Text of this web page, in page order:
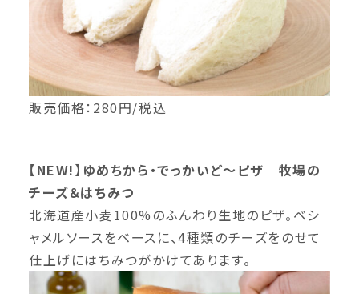
販売価格：280円/税込
【NEW!】ゆめちから・でっかいど～ピザ 牧場の
チーズ＆はちみつ
北海道産小麦100%のふんわり生地のピザ。ベシ
ャメルソースをベースに、4種類のチーズをのせて
仕上げにはちみつがかけてあります。